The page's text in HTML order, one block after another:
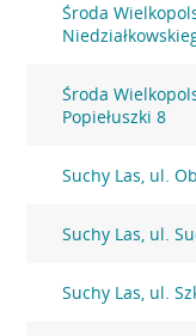
Środa
Środa
Popiełuszki 8
Suchy Las, ul.
Suchy Las, ul.
Suchy Las, ul.